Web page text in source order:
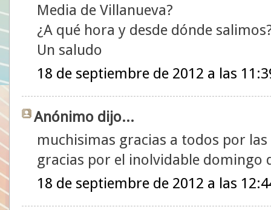
Media de Villanueva?
¿A qué hora y desde dónde
Un saludo
18 de septiembre de 2012 a las
Anónimo dijo...
muchisimas gracias a todos por
gracias por el inolvidable domingo
18 de septiembre de 2012 a las